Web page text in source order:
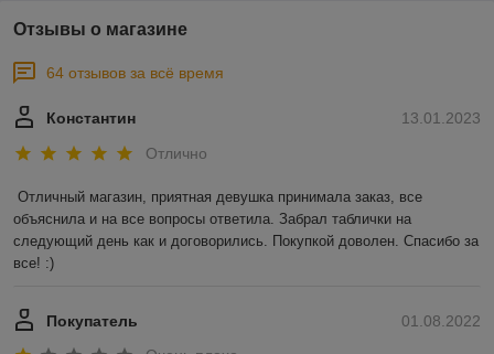
Отзывы о магазине
64 отзывов за всё время
13.01.2023
Константин
Отлично
Отличный магазин, приятная девушка принимала заказ, все
объяснила и на все вопросы ответила. Забрал таблички на
следующий день как и договорились. Покупкой доволен. Спасибо за
все! :)
01.08.2022
Покупатель